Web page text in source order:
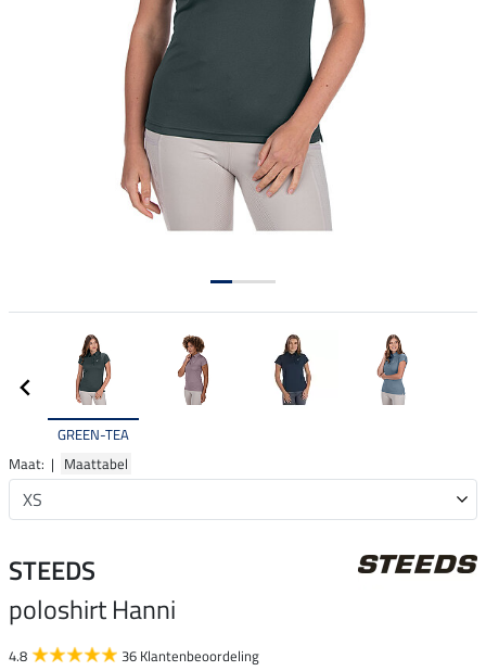
GREEN-TEA
Maat: | Maattabel
STEEDS
poloshirt Hanni
4.8 36 Klantenbeoordeling